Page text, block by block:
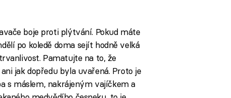
boje proti plýtvání. Pokud máte
po koledě doma sejít hodně velká
Pamatujte na to, že
jak dopředu byla uvařená. Proto je
s máslem, nakrájeným vajíčkem a